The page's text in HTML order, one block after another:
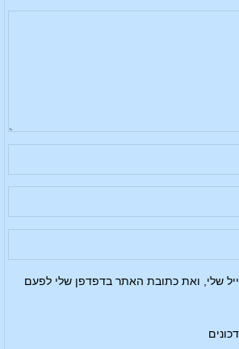
שלי, ואת כתובת האתר בדפדפן שלי לפעם